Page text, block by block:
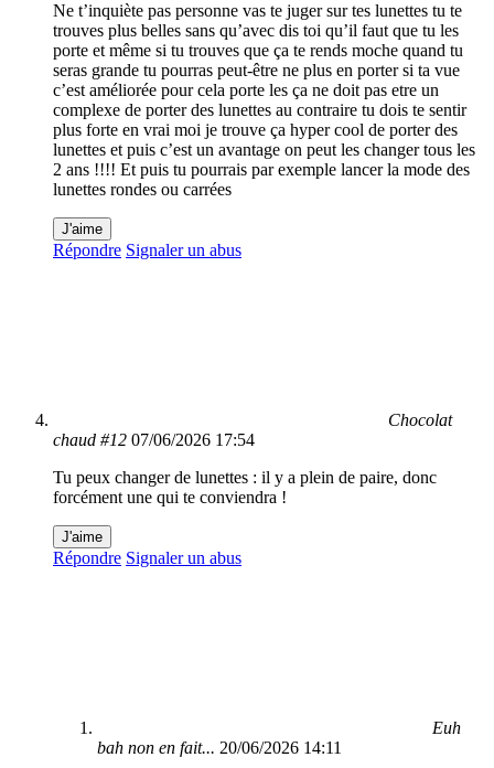
Ne t’inquiète pas personne vas te juger sur tes lunettes tu te
trouves plus belles sans qu’avec dis toi qu’il faut que tu les
porte et même si tu trouves que ça te rends moche quand tu
seras grande tu pourras peut-être ne plus en porter si ta vue
c’est améliorée pour cela porte les ça ne doit pas etre un
complexe de porter des lunettes au contraire tu dois te sentir
plus forte en vrai moi je trouve ça hyper cool de porter des
lunettes et puis c’est un avantage on peut les changer tous les
2 ans !!!! Et puis tu pourrais par exemple lancer la mode des
lunettes rondes ou carrées
J'aime
Répondre Signaler un abus
Chocolat
chaud #12 07/06/2026 17:54
Tu peux changer de lunettes : il y a plein de paire, donc
forcément une qui te conviendra !
J'aime
Répondre Signaler un abus
Euh
bah non en fait... 20/06/2026 14:11